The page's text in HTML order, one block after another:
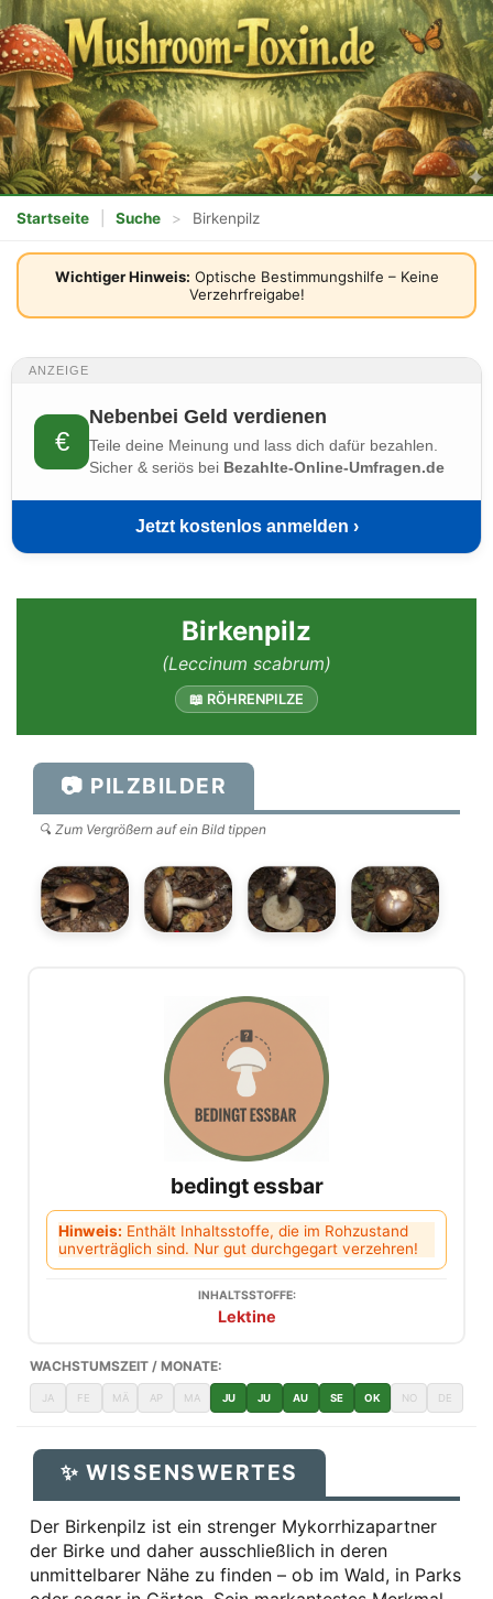
Startseite Suche > Birkenpilz
Wichtiger Hinweis: Optische Bestimmungshilfe – Keine
Verzehrfreigabe!
ANZEIGE
€
Nebenbei Geld verdienen
Teile deine Meinung und lass dich dafür bezahlen.
Sicher & seriös bei Bezahlte-Online-Umfragen.de
Jetzt kostenlos anmelden ›
Birkenpilz
(Leccinum scabrum)
📖 RÖHRENPILZE
📷 PILZBILDER
🔍 Zum Vergrößern auf ein Bild tippen
bedingt essbar
Hinweis: Enthält Inhaltsstoffe, die im Rohzustand
unverträglich sind. Nur gut durchgegart verzehren!
INHALTSSTOFFE:
Lektine
WACHSTUMSZEIT / MONATE:
JA FE MÄ AP MA JU JU AU SE OK NO DE
✨ WISSENSWERTES
Der Birkenpilz ist ein strenger Mykorrhizapartner
der Birke und daher ausschließlich in deren
unmittelbarer Nähe zu finden – ob im Wald, in Parks